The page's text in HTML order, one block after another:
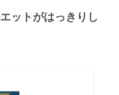
ットがはっきりし